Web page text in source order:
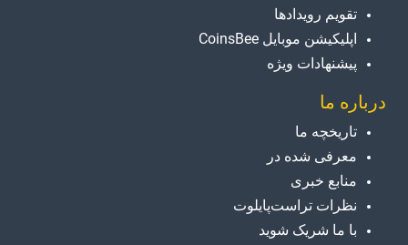
تقویم رویدادها
اپلیکیشن موبایل CoinsBee
پیشنهادات ویژه
درباره ما
تاریخچه ما
معرفی شده در
منابع خبری
نظرات تراست‌پایلوت
با ما شریک شوید